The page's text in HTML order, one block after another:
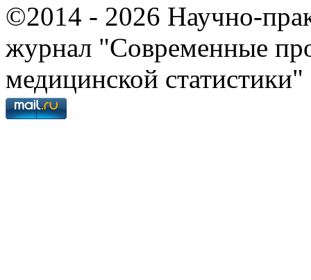
©2014 - 2026 Научно-
журнал "Современные
медицинской статистики"